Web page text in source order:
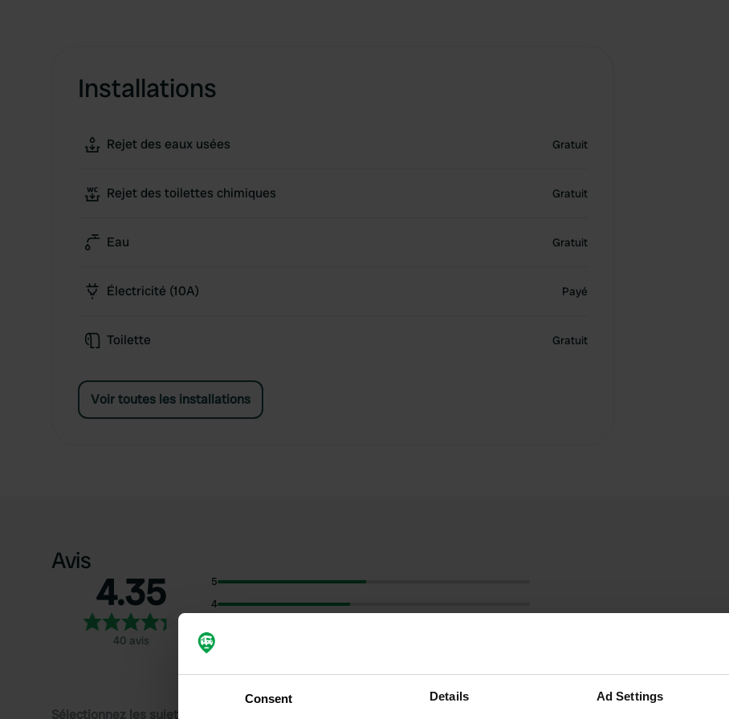
Consent Details Ad Settings
Installations
Rejet des eaux usées Gratuit
Rejet des toilettes chimiques Gratuit
Eau Gratuit
Électricité (10A) Payé
Toilette Gratuit
Voir toutes les installations
Avis
4.35
40 avis
5
4
2
1
Sélectionnez les sujets pour lire les critiques :